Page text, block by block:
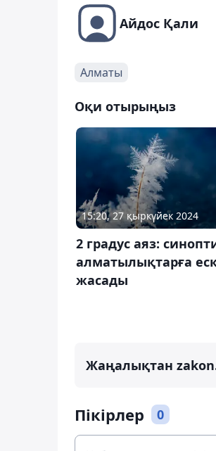
Айдос Қали
Алматы
Оқи отырыңыз
15:20, 27 қыркүйек 2024
2 градус аяз:
алматылықтарға
жасады
Жаңалықтан
Пікірлер 0